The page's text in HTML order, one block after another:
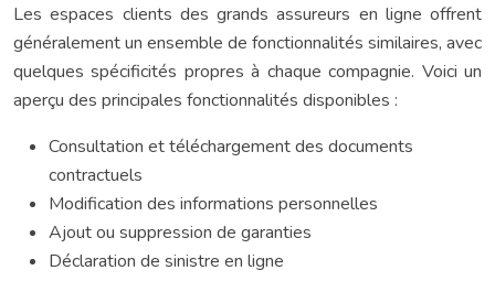
Les espaces clients des grands assureurs en ligne offrent
généralement un ensemble de fonctionnalités similaires, avec
quelques spécificités propres à chaque compagnie. Voici un
aperçu des principales fonctionnalités disponibles :
Consultation et téléchargement des documents
contractuels
Modification des informations personnelles
Ajout ou suppression de garanties
Déclaration de sinistre en ligne